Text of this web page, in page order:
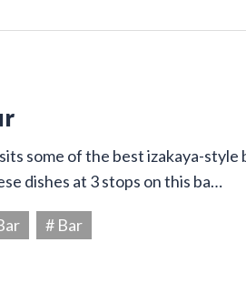
some of the best izakaya-style
dishes at 3 stops on this ba…
# Bar